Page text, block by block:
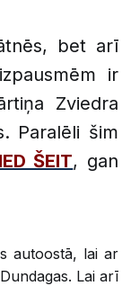
bet arī
ir
Zviedra
Paralēli šim
ŠEIT, gan
autoostā, lai ar
Lai arī